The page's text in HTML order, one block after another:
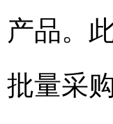
产品。
批量采